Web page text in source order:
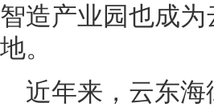
智造产业园也成
地。
近年来，云东